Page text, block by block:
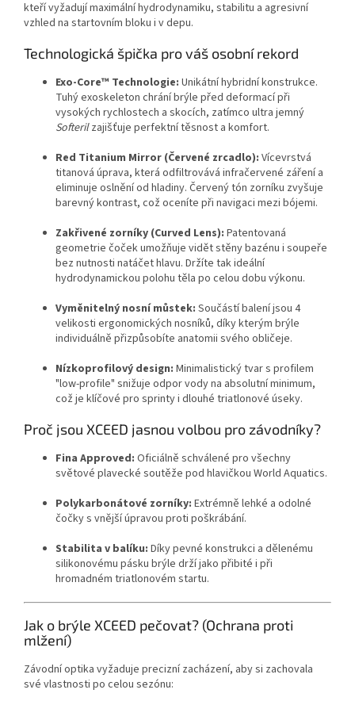
kteří vyžadují maximální hydrodynamiku, stabilitu a agresivní
vzhled na startovním bloku i v depu.
Technologická špička pro váš osobní rekord
Exo-Core™ Technologie: Unikátní hybridní konstrukce.
Tuhý exoskeleton chrání brýle před deformací při
vysokých rychlostech a skocích, zatímco ultra jemný
Softerilzajišťuje perfektní těsnost a komfort.
Red Titanium Mirror (Červené zrcadlo): Vícevrstvá
titanová úprava, která odfiltrovává infračervené záření a
eliminuje oslnění od hladiny. Červený tón zorníku zvyšuje
barevný kontrast, což oceníte při navigaci mezi bójemi.
Zakřivené zorníky (Curved Lens): Patentovaná
geometrie čoček umožňuje vidět stěny bazénu i soupeře
bez nutnosti natáčet hlavu. Držíte tak ideální
hydrodynamickou polohu těla po celou dobu výkonu.
Vyměnitelný nosní můstek: Součástí balení jsou 4
velikosti ergonomických nosníků, díky kterým brýle
individuálně přizpůsobíte anatomii svého obličeje.
Nízkoprofilový design: Minimalistický tvar s profilem
"low-profile" snižuje odpor vody na absolutní minimum,
což je klíčové pro sprinty i dlouhé triatlonové úseky.
Proč jsou XCEED jasnou volbou pro závodníky?
Fina Approved: Oficiálně schválené pro všechny
světové plavecké soutěže pod hlavičkou World Aquatics.
Polykarbonátové zorníky: Extrémně lehké a odolné
čočky s vnější úpravou proti poškrábání.
Stabilita v balíku: Díky pevné konstrukci a dělenému
silikonovému pásku brýle drží jako přibité i při
hromadném triatlonovém startu.
Jak o brýle XCEED pečovat? (Ochrana proti
mlžení)
Závodní optika vyžaduje precizní zacházení, aby si zachovala
své vlastnosti po celou sezónu: